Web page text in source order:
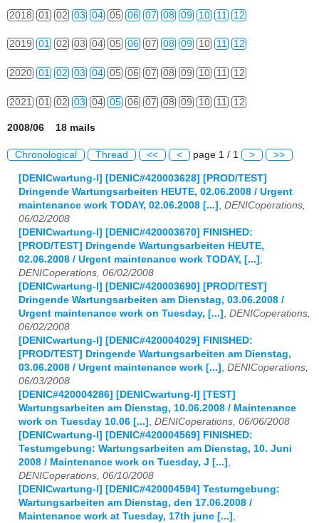
2018 01 02 03 04 05 06 07 08 09 10 11 12
2019 01 02 03 04 05 06 07 08 09 10 11 12
2020 01 02 03 04 05 06 07 08 09 10 11 12
2021 01 02 03 04 05 06 07 08 09 10 11 12
2008/06 18 mails
Chronological Thread << < page 1 / 1 > >>
[DENICwartung-l] [DENIC#420003628] [PROD/TEST]
Dringende Wartungsarbeiten HEUTE, 02.06.2008 / Urgent
maintenance work TODAY, 02.06.2008 [...] DENICoperations,
06/02/2008
[DENICwartung-l] [DENIC#420003670] FINISHED:
[PROD/TEST] Dringende Wartungsarbeiten HEUTE,
02.06.2008 / Urgent maintenance work TODAY, [...]
DENICoperations, 06/02/2008
[DENICwartung-l] [DENIC#420003690] [PROD/TEST]
Dringende Wartungsarbeiten am Dienstag, 03.06.2008 /
Urgent maintenance work on Tuesday, [...] DENICoperations,
06/02/2008
[DENICwartung-l] [DENIC#420004029] FINISHED:
[PROD/TEST] Dringende Wartungsarbeiten am Dienstag,
03.06.2008 / Urgent maintenance work [...] DENICoperations,
06/03/2008
[DENIC#420004286] [DENICwartung-l] [TEST]
Wartungsarbeiten am Dienstag, 10.06.2008 / Maintenance
work on Tuesday 10.06 [...] DENICoperations, 06/06/2008
[DENICwartung-l] [DENIC#420004569] FINISHED:
Testumgebung: Wartungsarbeiten am Dienstag, 10. Juni
2008 / Maintenance work on Tuesday, J [...]
DENICoperations, 06/10/2008
[DENICwartung-l] [DENIC#420004594] Testumgebung:
Wartungsarbeiten am Dienstag, den 17.06.2008 /
Maintenance work at Tuesday, 17th june [...]